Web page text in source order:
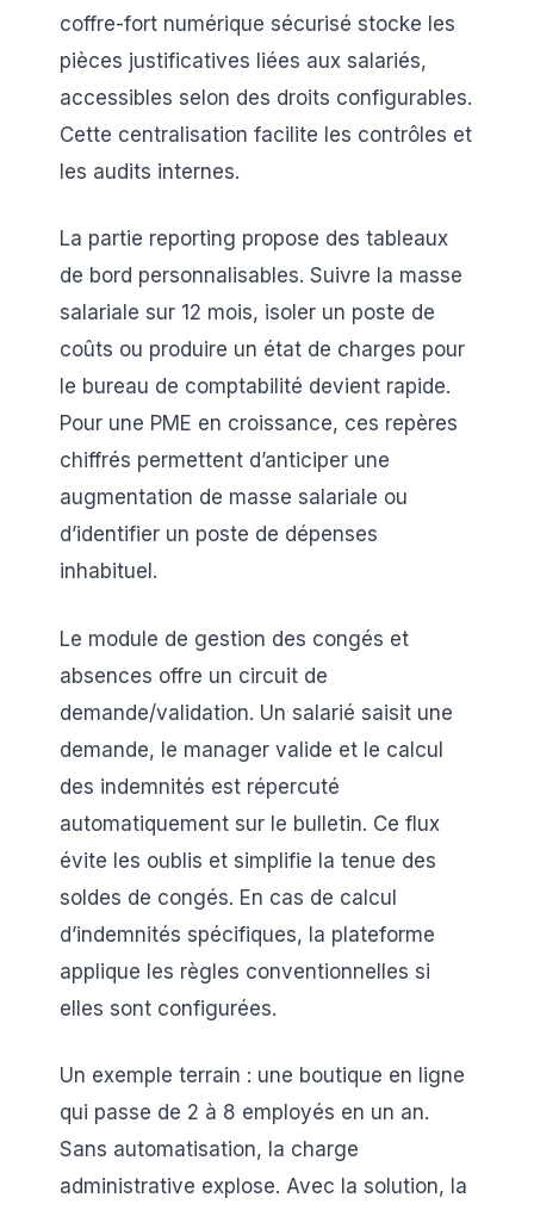
coffre-fort numérique sécurisé stocke les
pièces justificatives liées aux salariés,
accessibles selon des droits configurables.
Cette centralisation facilite les contrôles et
les audits internes.
La partie reporting propose des tableaux
de bord personnalisables. Suivre la masse
salariale sur 12 mois, isoler un poste de
coûts ou produire un état de charges pour
le bureau de comptabilité devient rapide.
Pour une PME en croissance, ces repères
chiffrés permettent d’anticiper une
augmentation de masse salariale ou
d’identifier un poste de dépenses
inhabituel.
Le module de gestion des congés et
absences offre un circuit de
demande/validation. Un salarié saisit une
demande, le manager valide et le calcul
des indemnités est répercuté
automatiquement sur le bulletin. Ce flux
évite les oublis et simplifie la tenue des
soldes de congés. En cas de calcul
d’indemnités spécifiques, la plateforme
applique les règles conventionnelles si
elles sont configurées.
Un exemple terrain : une boutique en ligne
qui passe de 2 à 8 employés en un an.
Sans automatisation, la charge
administrative explose. Avec la solution, la